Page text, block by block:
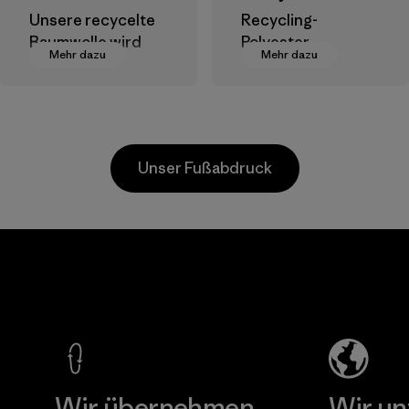
Mehr dazu
Unsere recycelte
Baumwolle wird
aus
Consumer-
Mehr dazu
Recycling-
Polyester
verringert unsere
Materialien
Unser Fußabdruck